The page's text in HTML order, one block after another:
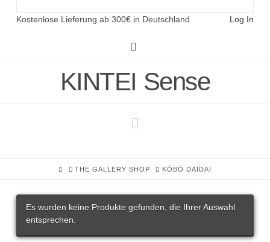
Kostenlose Lieferung ab 300€ in Deutschland Log In
KINTEI Sense
HOMETHE GALLERY SHOP KŌBŌ DAIDAI
Es wurden keine Produkte gefunden, die Ihrer Auswahl
entsprechen.